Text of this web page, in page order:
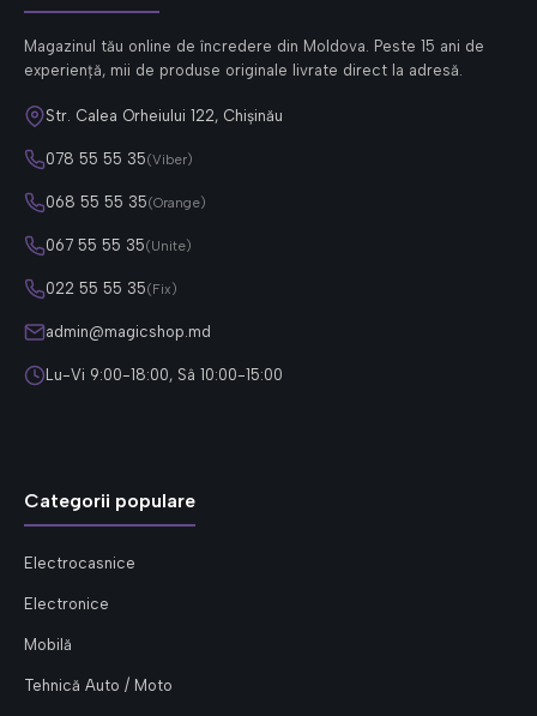
Magazinul tău online de încredere din Moldova. Peste 15 ani de
experiență, mii de produse originale livrate direct la adresă.
Str. Calea Orheiului 122, Chișinău
078 55 55 35(Viber)
068 55 55 35(Orange)
067 55 55 35(Unite)
022 55 55 35(Fix)
admin@magicshop.md
Lu-Vi 9:00-18:00, Sâ 10:00-15:00
Categorii populare
Electrocasnice
Electronice
Mobilă
Tehnică Auto / Moto